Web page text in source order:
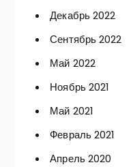
Декабрь 2022
Сентябрь 2022
Май 2022
Ноябрь 2021
Май 2021
Февраль 2021
Апрель 2020